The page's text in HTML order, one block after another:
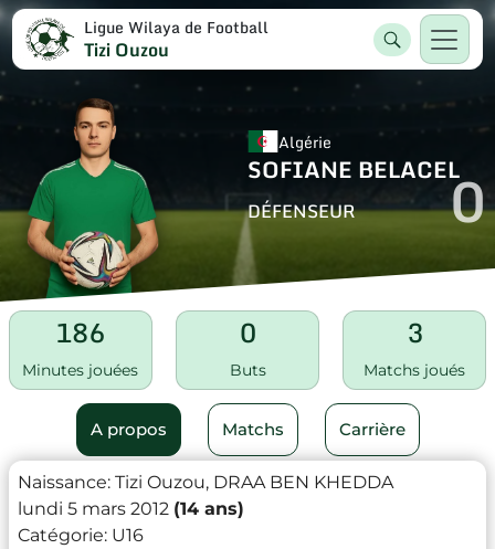
Ligue Wilaya de Football
Tizi Ouzou
Algérie
SOFIANE BELACEL
DÉFENSEUR 0
186
Minutes jouées
0
Buts
3
Matchs joués
A propos Matchs Carrière
Naissance: Tizi Ouzou, DRAA BEN KHEDDA
lundi 5 mars 2012 (14 ans)
Catégorie: U16